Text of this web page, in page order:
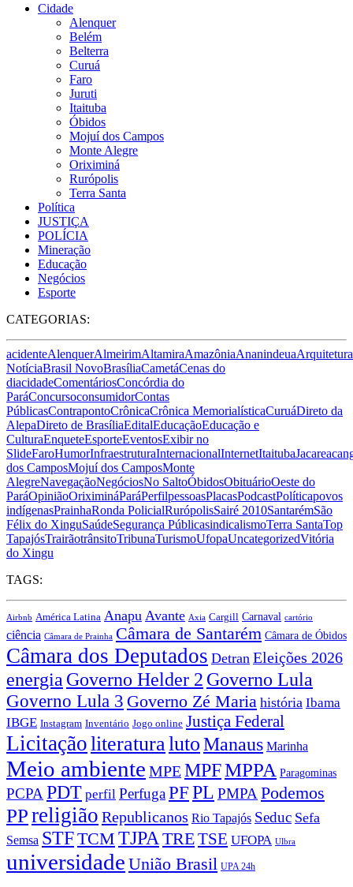
Cidade
Alenquer
Belém
Belterra
Curuá
Faro
Juruti
Itaituba
Óbidos
Mojuí dos Campos
Monte Alegre
Oriximiná
Rurópolis
Terra Santa
Política
JUSTIÇA
POLÍCIA
Mineração
Educação
Negócios
Esporte
CATEGORIAS:
acidenteAlenquerAlmeirimAltamiraAmazôniaAnanindeuaArquitetura
NotíciaBrasil NovoBrasíliaCametáCenas do
diacidadeComentáriosConcórdia do
ParáConcursoconsumidorContas
PúblicasContrapontoCrônicaCrônica MemorialísticaCuruáDireto da
AlepaDireto de BrasíliaEditalEducaçãoEducação e
CulturaEnqueteEsporteEventosExibir no
SlideFaroHumorInfraestruturaInternacionalInternetItaituba
dos CamposMojuí dos CamposMonte
AlegreNavegaçãoNegóciosNo SaltoÓbidosObituárioOeste do
ParáOpiniãoOriximináParáPerfilpessoasPlacasPodcastPolíticapovos
indígenasPrainhaRonda PolicialRurópolisSairé 2010SantarémSão
Félix do XinguSaúdeSegurança PúblicasindicalismoTerra SantaTop
TapajósTrairãotrânsitoTribunaTurismoUfopaUncategorizedVitória
do Xingu
TAGS:
Airbnb América Latina Anapu Avante Axia Cargill Carnaval cartório
ciência Câmara de Prainha Câmara de Santarém Câmara de Óbidos
Câmara dos Deputados Detran Eleições 2026
energia Governo Helder 2 Governo Lula
Governo Lula 3 Governo Zé Maria história Ibama
IBGE Instagram Inventário Jogo online Justiça Federal
Licitaçãoliteratura lutoManaus Marinha
Meio ambiente MPEMPFMPPA Paragominas
PCPA PDT perfil PerfugaPFPL PMPA Podemos
PPreligião Republicanos Rio Tapajós Seduc Sefa
Semsa STFTCM TJPA TRETSE UFOPA Ulbra
universidade União Brasil UPA 24h